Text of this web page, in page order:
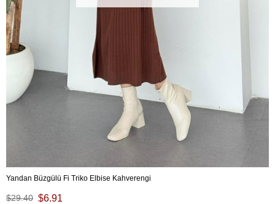
Yandan Büzgülü Fi Triko Elbise Kahverengi
$6.91
$29.40